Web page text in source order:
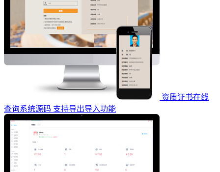
资质证书在线
查询系统源码 支持导出导入功能